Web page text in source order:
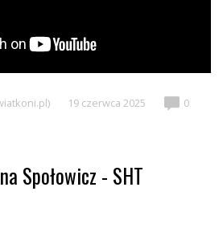
19 czerwca 2025 0
Społowicz - SHT